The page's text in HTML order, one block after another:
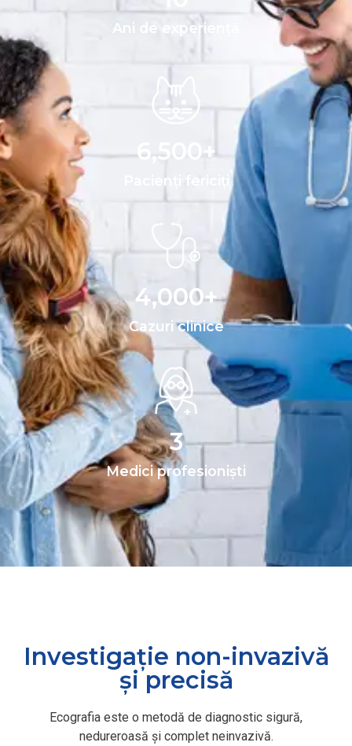
Ani de experiență
Pacienți fericiți
6,500+
Cazuri clinice
4,000+
Medici profesioniști
3
Investigație non-invazivă
și precisă
Ecografia este o metodă de diagnostic sigură,
nedureroasă și complet neinvazivă.